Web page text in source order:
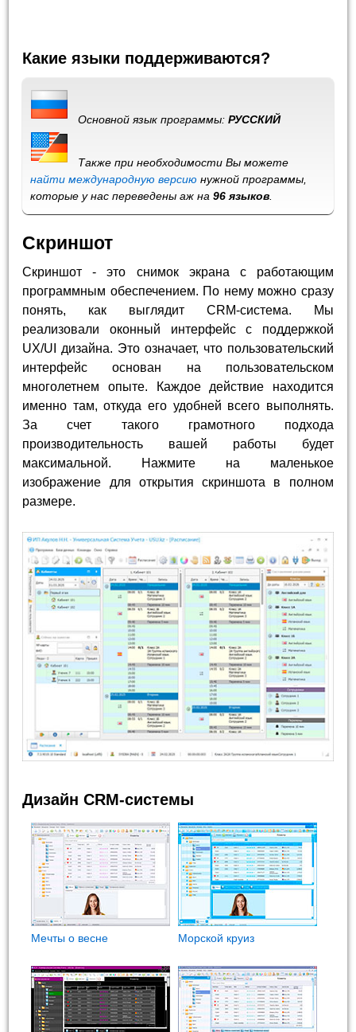
Какие языки поддерживаются?
Основной язык программы:РУССКИЙ
Также при необходимости Вы можете
найти международную версию нужной программы,
которые у нас переведены аж на96 языков
Скриншот
Скриншот - это снимок экрана с работающим
программным обеспечением. По нему можно сразу
понять, как выглядит CRM-система. Мы
реализовали оконный интерфейс с поддержкой
UX/UI дизайна. Это означает, что пользовательский
интерфейс основан на пользовательском
многолетнем опыте. Каждое действие находится
именно там, откуда его удобней всего выполнять.
За счет такого грамотного подхода
производительность вашей работы будет
максимальной. Нажмите на маленькое
изображение для открытия скриншота в полном
размере.
Дизайн CRM-системы
Мечты о весне Морской круиз